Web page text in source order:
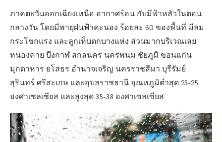
ภาคตะวันออกเฉียงเหนือ อากาศร้อน กับมีฟ้าหลัวในตอน
กลางวัน โดยมีพายุฝนฟ้าคะนอง ร้อยละ 60 ของพื้นที่ มีลม
กระโชกแรง และลูกเห็บตกบางแห่ง ส่วนมากบริเวณเลย
หนองคาย บึงกาฬ สกลนคร นครพนม ชัยภูมิ ขอนแก่น
มุกดาหาร ยโสธร อำนาจเจริญ นครราชสีมา บุรีรัมย์
สุรินทร์ ศรีสะเกษ และอุบลราชธานี อุณหภูมิต่ำสุด 23-25
องศาเซลเซียส และสูงสุด 35-38 องศาเซลเซียส